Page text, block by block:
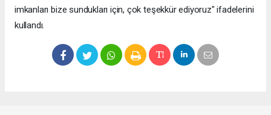
imkanları bize sundukları için, çok teşekkür ediyoruz" ifadelerini
kullandı.